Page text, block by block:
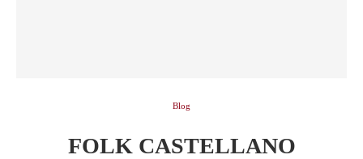
Blog
FOLK CASTELLANO